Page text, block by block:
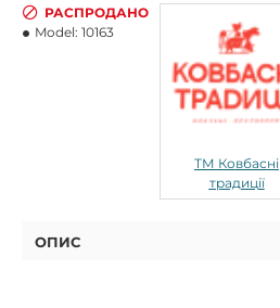
РАСПРОДАНО
Model: 10163
ТМ Ковбасні
традиції
ОПИС